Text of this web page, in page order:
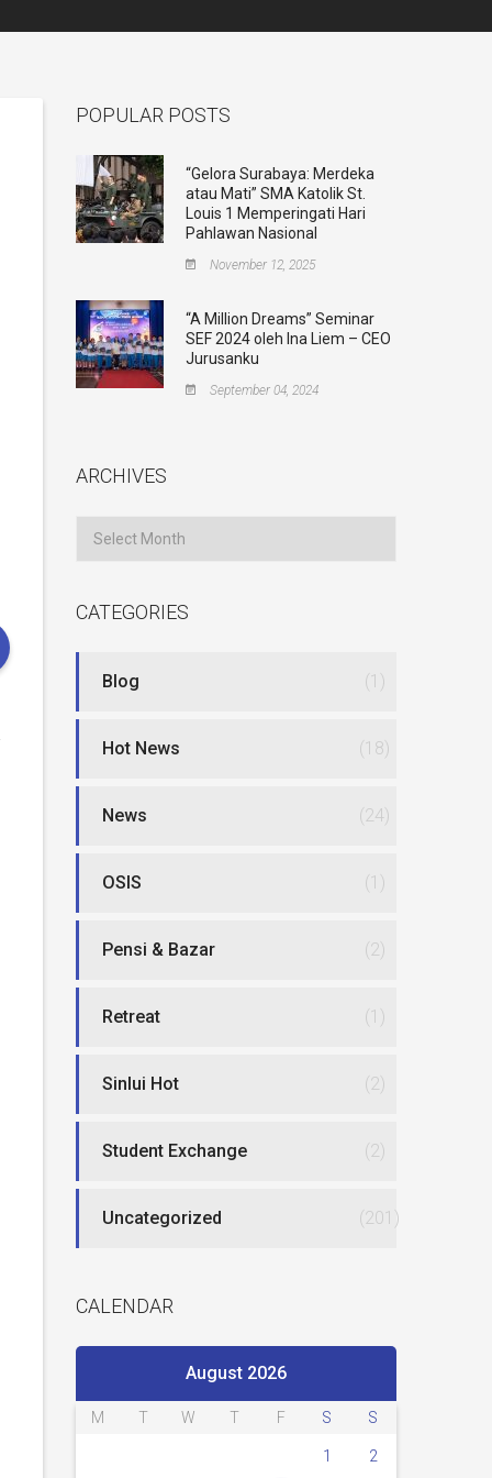
POPULAR POSTS
“Gelora Surabaya: Merdeka
atau Mati” SMA Katolik St.
Louis 1 Memperingati Hari
Pahlawan Nasional
November 12, 2025
“A Million Dreams” Seminar
SEF 2024 oleh Ina Liem – CEO
Jurusanku
September 04, 2024
ARCHIVES
CATEGORIES
Blog (1)
Hot News (18)
News (24)
OSIS (1)
Pensi & Bazar (2)
Retreat (1)
Sinlui Hot (2)
Student Exchange (2)
Uncategorized (201)
CALENDAR
August 2026
M T W T F S S
1 2